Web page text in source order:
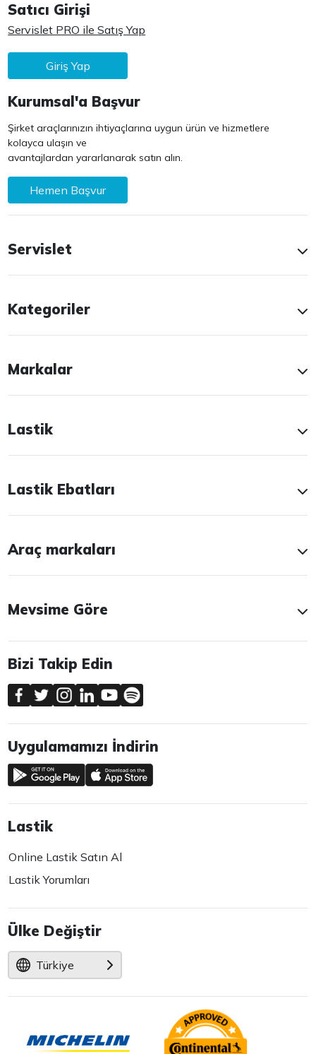
Satıcı Girişi
Servislet PRO ile Satış Yap
Giriş Yap
Kurumsal'a Başvur
Şirket araçlarınızın ihtiyaçlarına uygun ürün ve hizmetlere
kolayca ulaşın ve
avantajlardan yararlanarak satın alın.
Hemen Başvur
Servislet
Kategoriler
Markalar
Lastik
Lastik Ebatları
Araç markaları
Mevsime Göre
Bizi Takip Edin
Uygulamamızı İndirin
Lastik
Online Lastik Satın Al
Lastik Yorumları
Ülke Değiştir
Türkiye